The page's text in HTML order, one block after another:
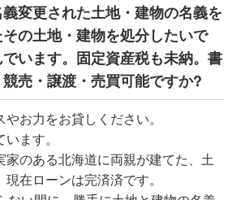
変更された土地・建物の名義を
の土地・建物を処分したいで
います。固定資産税も未納。書
売・譲渡・売買可能ですか?
お力をお貸しください。
ます。
のある北海道に両親が建てた、土
在ローンは完済済です。